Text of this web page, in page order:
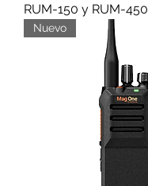
RUM-150 y RUM-450
Nuevo